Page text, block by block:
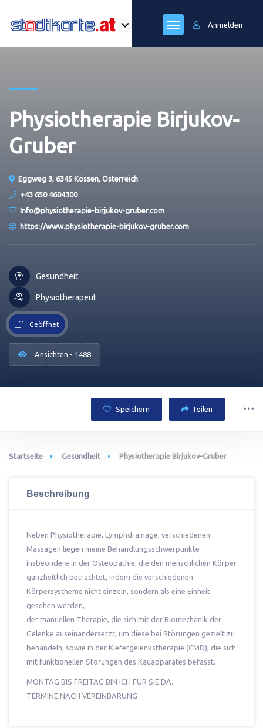
Anmelden
Physiotherapie Birjukov-
Gruber
Eggweg 3, 6345 Kössen, Österreich
+43 650 4604300
Info@physiotherapie-birjukov-gruber.com
https://www.physiotherapie-birjukov-gruber.com
Gesundheit
Physiotherapeut
Geöffnet
Ansichten - 1488
Speichern Teilen
Startseite Gesundheit Physiotherapie Birjukov-Gruber
Beschreibung
Neben Physiotherapie, Lymphdrainage, verschiedenen
Massagen liegen meine Behandlungsschwerpunkte
insbeondere in der Osteopathie, die den menschlichen Körper
ganzheitlich betrachtet, indem die verschiedenen
Körpersystheme nicht einzeln, sondern als eine Einheit
gesehen werden,
der manuellen Therapie, die sich mit der Biomechanik der
Gelenke auseinandersetzt, um diese bei Störungen gezielt zu
behandeln, sowie in der Kiefergelenkstherapie (CMD), die sich
mit funktionellen Störungen des Kauapparates befasst.
MONTAG BIS FREITAG BIN ICH FÜR SIE DA.
TERMINE NACH VEREINBARUNG